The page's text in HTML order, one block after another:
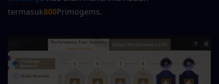
termasuk800Primogems.